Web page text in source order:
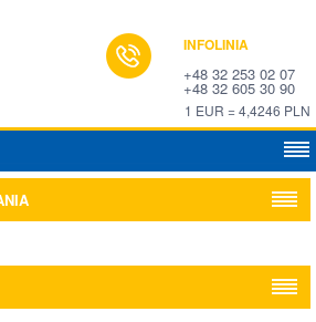
INFOLINIA
+48 32 253 02 07
+48 32 605 30 90
1 EUR = 4,4246 PLN